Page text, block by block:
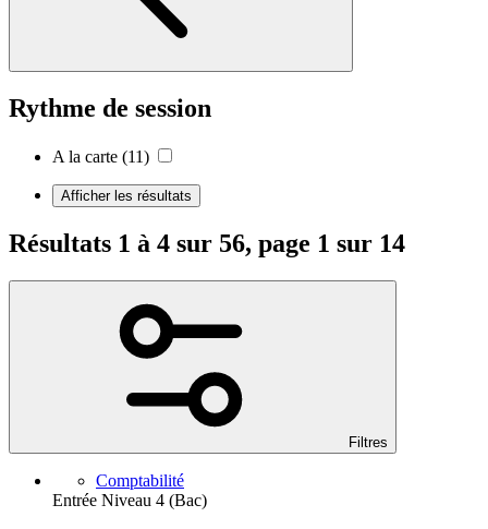
Rythme de session
A la carte (11)
Afficher les résultats
Résultats 1 à 4 sur 56, page 1 sur 14
Filtres
Comptabilité
Entrée Niveau 4 (Bac)